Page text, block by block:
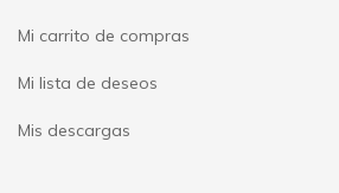
Mi carrito de compras
Mi lista de deseos
Mis descargas